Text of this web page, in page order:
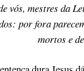
vós, mestres da
por fora
mortos e